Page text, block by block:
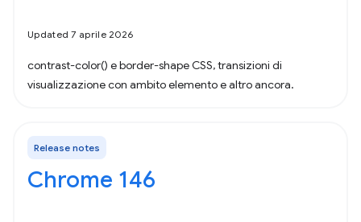
Updated 7 aprile 2026
contrast-color() e border-shape CSS, transizioni di
visualizzazione con ambito elemento e altro ancora.
Release notes
Chrome 146